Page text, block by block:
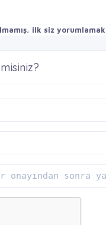
ilk siz